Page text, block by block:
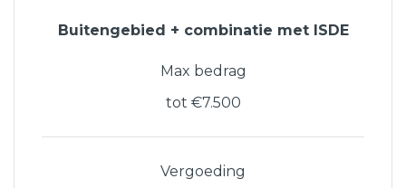
Buitengebied + combinatie met ISDE
Max bedrag
tot €7.500
Vergoeding